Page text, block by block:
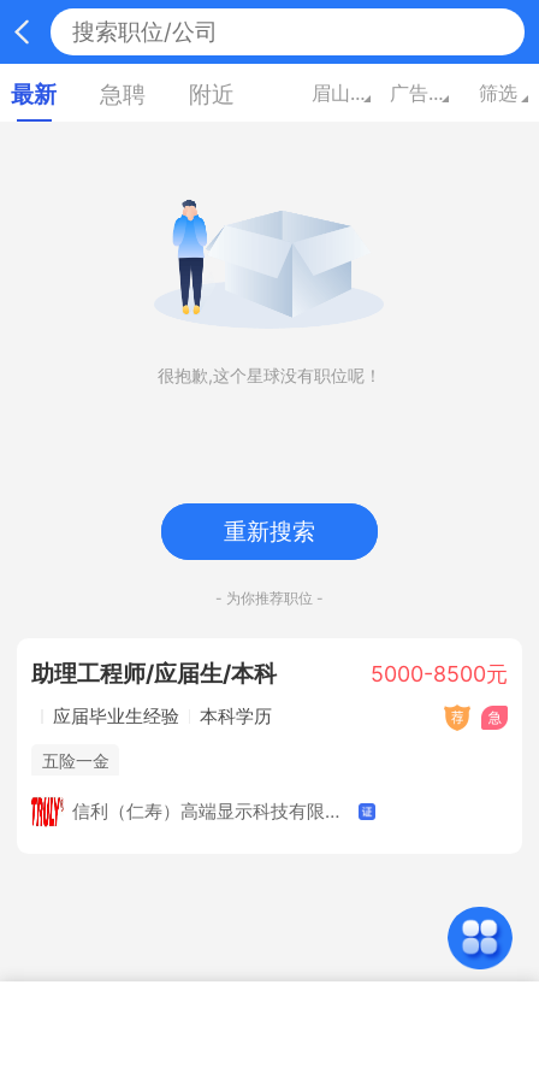
最新 急聘 附近 眉山四川 广告/市场/媒体/艺术 筛选
很抱歉,这个星球没有职位呢！
重新搜索
- 为你推荐职位 -
助理工程师/应届生/本科 5000-8500元
应届毕业生经验 本科学历
五险一金
信利（仁寿）高端显示科技有限公司